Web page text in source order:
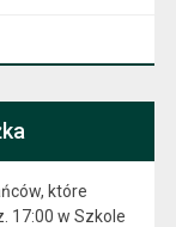
które
17:00 w Szkole